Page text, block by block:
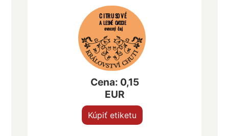
CITRUSOVÉ
A LESNÉ OVOCIE
ovocný čaj
Cena: 0,15
EUR
Kúpiť etiketu